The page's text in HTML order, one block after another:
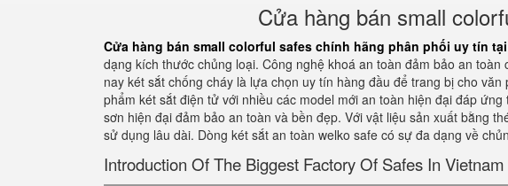
Cửa hàng bán small
Cửa hàng bán small colorful safes chính hãng phân phối uy tín
dạng kích thước chủng loại. Công nghệ khoá an toàn đảm bảo an
nay két sắt chống cháy là lựa chọn uy tín hàng đầu để trang bị cho
phẩm két sắt điện tử với nhiều các model mới an toàn hiện đại đáp
sơn hiện đại đảm bảo an toàn và bền đẹp. Với vật liệu sản xuất bằng
sử dụng lâu dài. Dòng két sắt an toàn welko safe có sự đa dạng về
Introduction Of The Biggest Factory Of Safes In Vietnam